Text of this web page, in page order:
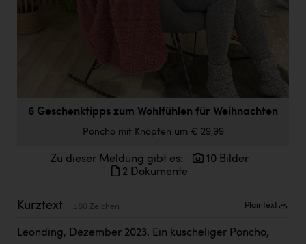
Doppler Gruppe
Fristads Austria
HIG Infomotion Group
IFE Austria GmbH
INTERSPORT Austria
6 Geschenktipps zum Wohlfühlen für Weihnachten
Poncho mit Knöpfen um € 29,99
Zu dieser Meldung gibt es:
10 Bilder
2 Dokumente
Kurztext 580 Zeichen Plaintext
Leonding, Dezember 2023. Ein kuscheliger Poncho,